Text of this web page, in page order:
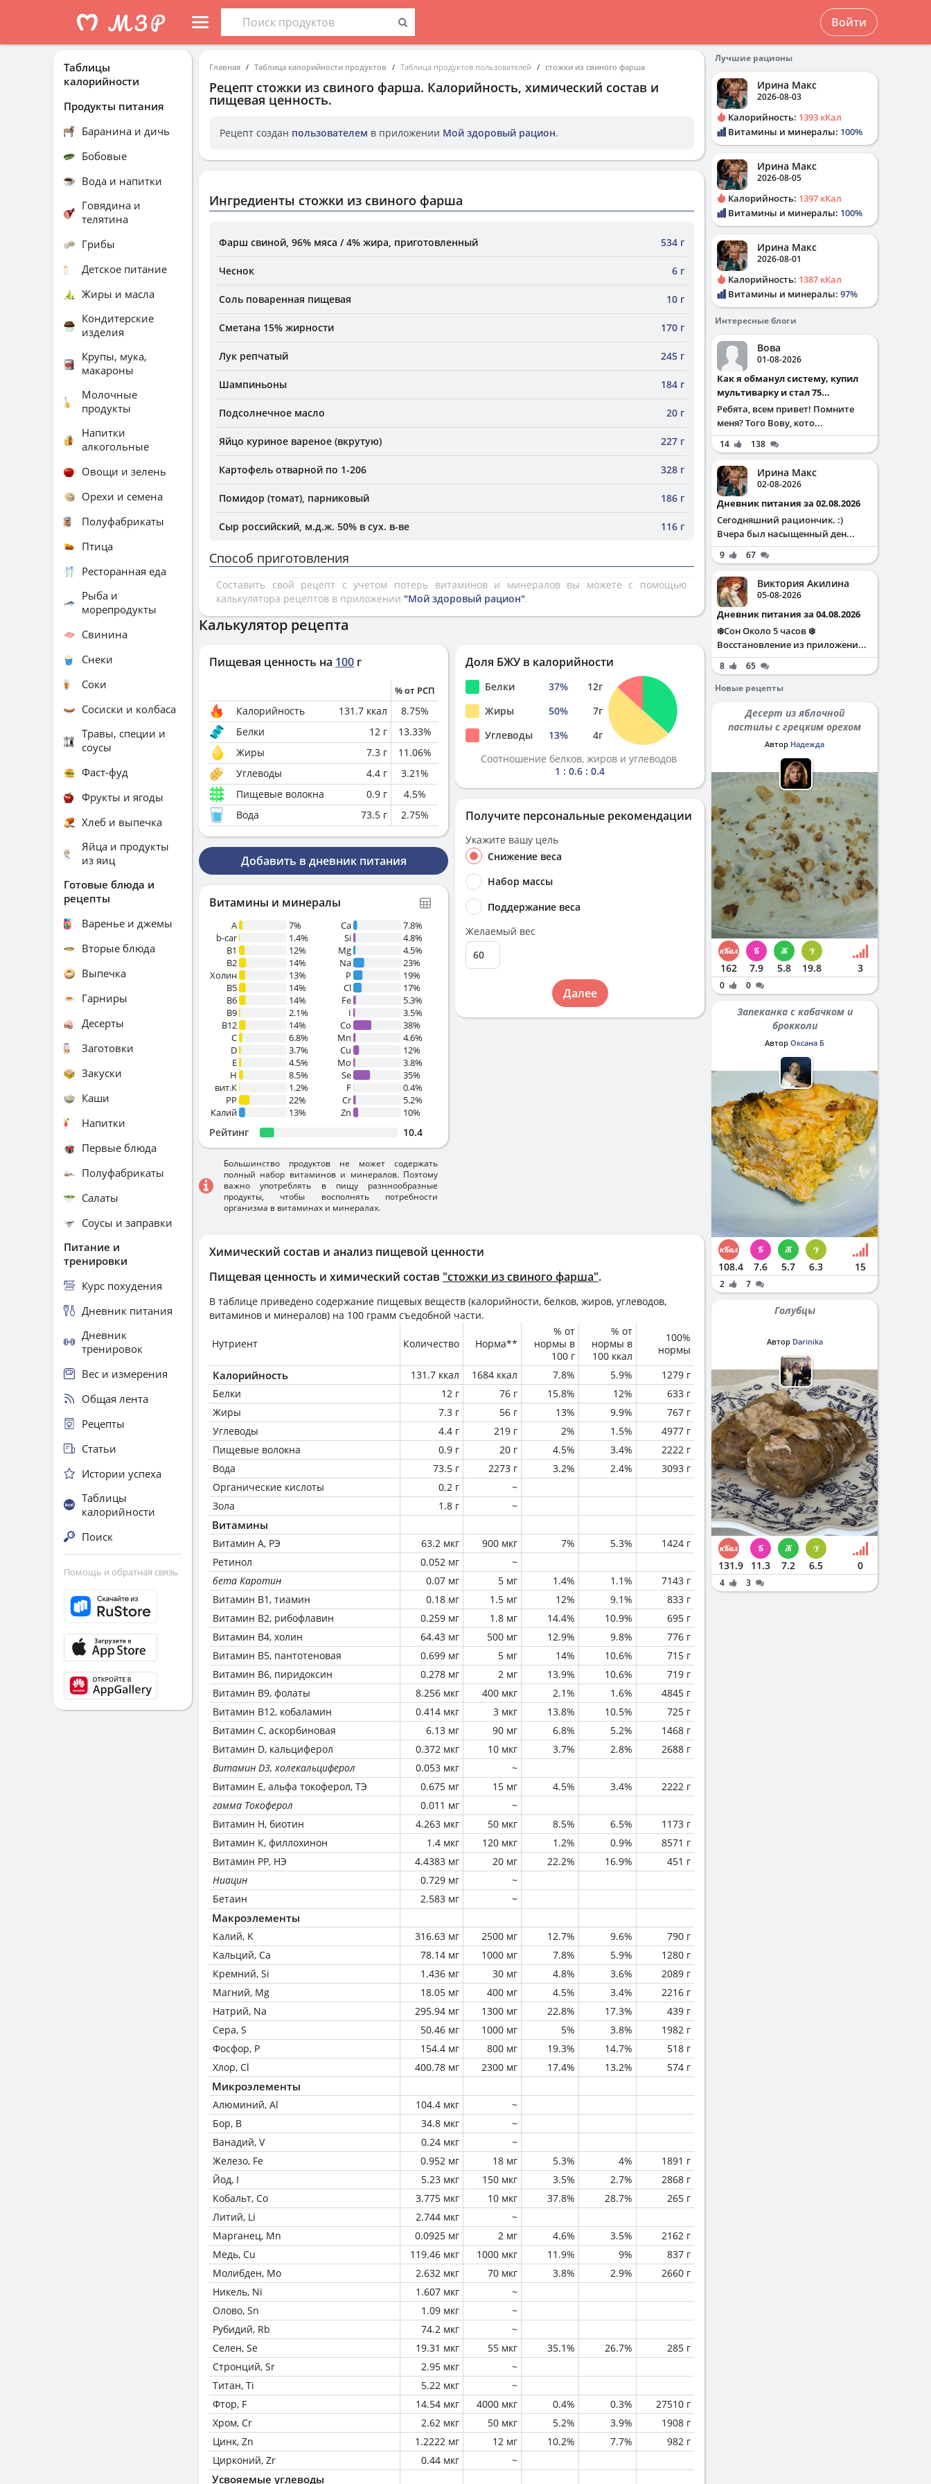
Войти
Главная Таблица калорийности продуктов Таблица продуктов пользователей стожки из свиного фарша
Рецепт стожки из свиного фарша. Калорийность, химический состав и
пищевая ценность.
Рецепт создан пользователем в приложении Мой здоровый рацион.
Ингредиенты стожки из свиного фарша
Фарш свиной, 96% мяса / 4% жира, приготовленный 534 г
Чеснок 6 г
Соль поваренная пищевая 10 г
Сметана 15% жирности 170 г
Лук репчатый 245 г
Шампиньоны 184 г
Подсолнечное масло 20 г
Яйцо куриное вареное (вкрутую) 227 г
Картофель отварной по 1-206 328 г
Помидор (томат), парниковый 186 г
Сыр российский, м.д.ж. 50% в сух. в-ве 116 г
Способ приготовления
Составить свой рецепт с учетом потерь витаминов и минералов вы можете с помощью
калькулятора рецептов в приложении "Мой здоровый рацион".
Химический состав и анализ пищевой ценности
Пищевая ценность и химический состав "стожки из свиного фарша".
В таблице приведено содержание пищевых веществ (калорийности, белков, жиров, углеводов,
витаминов и минералов) на 100 грамм съедобной части.
Нутриент Количество Норма**
% от
нормы в
100 г
% от
нормы в
100 ккал
100%
нормы
Калорийность 131.7 ккал 1684 ккал 7.8% 5.9%
1279 г
Белки
12 г 76 г 15.8% 12%
633 г
Жиры
7.3 г 56 г 13% 9.9%
767 г
Углеводы
4.4 г 219 г 2% 1.5%
4977 г
Пищевые волокна
0.9 г 20 г 4.5% 3.4%
2222 г
Вода
73.5 г 2273 г 3.2% 2.4%
3093 г
Органические кислоты
0.2 г
~
Зола
1.8 г ~
Витамины
Витамин А, РЭ 63.2 мкг 900 мкг 7% 5.3%
1424 г
Ретинол
0.052 мг
~
бета Каротин
0.07 мг 5 мг 1.4% 1.1%
7143 г
Витамин В1, тиамин
0.18 мг 1.5 мг 12% 9.1%
833 г
Витамин В2, рибофлавин
0.259 мг 1.8 мг 14.4% 10.9%
695 г
Витамин В4, холин
64.43 мг 500 мг 12.9% 9.8%
776 г
Витамин В5, пантотеновая
0.699 мг 5 мг 14% 10.6%
715 г
Витамин В6, пиридоксин
0.278 мг 2 мг 13.9% 10.6%
719 г
Витамин В9, фолаты
8.256 мкг 400 мкг 2.1% 1.6%
4845 г
Витамин В12, кобаламин
0.414 мкг 3 мкг 13.8% 10.5%
725 г
Витамин C, аскорбиновая
6.13 мг 90 мг 6.8% 5.2%
1468 г
Витамин D, кальциферол
0.372 мкг 10 мкг 3.7% 2.8%
2688 г
Витамин D3, холекальциферол
0.053 мкг
~
Витамин Е, альфа токоферол, ТЭ
0.675 мг 15 мг 4.5% 3.4%
2222 г
гамма Токоферол
0.011 мг
~
Витамин Н, биотин
4.263 мкг 50 мкг 8.5% 6.5%
1173 г
Витамин К, филлохинон
1.4 мкг 120 мкг 1.2% 0.9%
8571 г
Витамин РР, НЭ
4.4383 мг 20 мг 22.2% 16.9%
451 г
Ниацин
0.729 мг
~
Бетаин
2.583 мг ~
Макроэлементы
Калий, K 316.63 мг 2500 мг 12.7% 9.6%
790 г
Кальций, Ca
78.14 мг 1000 мг 7.8% 5.9%
1280 г
Кремний, Si
1.436 мг 30 мг 4.8% 3.6%
2089 г
Магний, Mg
18.05 мг 400 мг 4.5% 3.4%
2216 г
Натрий, Na
295.94 мг 1300 мг 22.8% 17.3%
439 г
Сера, S
50.46 мг 1000 мг 5% 3.8%
1982 г
Фосфор, P
154.4 мг 800 мг 19.3% 14.7%
518 г
Хлор, Cl
400.78 мг 2300 мг 17.4% 13.2% 574 г
Микроэлементы
Алюминий, Al 104.4 мкг
~
Бор, B
34.8 мкг
~
Ванадий, V
0.24 мкг
~
Железо, Fe
0.952 мг 18 мг 5.3% 4%
1891 г
Йод, I
5.23 мкг 150 мкг 3.5% 2.7%
2868 г
Кобальт, Co
3.775 мкг 10 мкг 37.8% 28.7%
265 г
Литий, Li
2.744 мкг
~
Марганец, Mn
0.0925 мг 2 мг 4.6% 3.5%
2162 г
Медь, Cu
119.46 мкг 1000 мкг 11.9% 9%
837 г
Молибден, Mo
2.632 мкг 70 мкг 3.8% 2.9%
2660 г
Никель, Ni
1.607 мкг
~
Олово, Sn
1.09 мкг
~
Рубидий, Rb
74.2 мкг
~
Селен, Se
19.31 мкг 55 мкг 35.1% 26.7%
285 г
Стронций, Sr
2.95 мкг
~
Титан, Ti
5.22 мкг
~
Фтор, F
14.54 мкг 4000 мкг 0.4% 0.3%
27510 г
Хром, Cr
2.62 мкг 50 мкг 5.2% 3.9%
1908 г
Цинк, Zn
1.2222 мг 12 мг 10.2% 7.7%
982 г
Цирконий, Zr
0.44 мкг ~
Усвояемые углеводы
Калькулятор рецепта
Пищевая ценность на 100 г
% от РСП
Калорийность 131.7 ккал 8.75%
Белки
12 г 13.33%
Жиры
7.3 г 11.06%
Углеводы
4.4 г 3.21%
Пищевые волокна
0.9 г 4.5%
Вода
73.5 г 2.75%
Добавить в дневник питания
Витамины и минералы
A
7%
b-car
1.4%
В1
12%
B2
14%
Холин
13%
B5
14%
B6
14%
B9
2.1%
B12
14%
C
6.8%
D
3.7%
E
4.5%
H
8.5%
вит.К
1.2%
PP
22%
Калий
13%
Ca
7.8%
Si
4.8%
Mg
4.5%
Na
23%
P
19%
Cl
17%
Fe
5.3%
I
3.5%
Co
38%
Mn
4.6%
Cu
12%
Mo
3.8%
Se
35%
F
0.4%
Cr
5.2%
Zn
10%
Рейтинг 10.4
Большинство продуктов не может содержать
полный набор витаминов и минералов. Поэтому
важно употреблять в пищу разннообразные
продукты, чтобы восполнять потребности
организма в витаминах и минералах.
Доля БЖУ в калорийности
Белки 37% 12г
Жиры
50% 7г
Углеводы
13% 4г
Соотношение белков, жиров и углеводов
1 : 0.6 : 0.4
Получите персональные рекомендации
Укажите вашу цель
Снижение веса
Набор массы
Поддержание веса
Желаемый вес
Далее
Таблицы
калорийности
Продукты питания
Баранина и дичь
Бобовые
Вода и напитки
Говядина и
телятина
Грибы
Детское питание
Жиры и масла
Кондитерские
изделия
Крупы, мука,
макароны
Молочные
продукты
Напитки
алкогольные
Овощи и зелень
Орехи и семена
Полуфабрикаты
Птица
Ресторанная еда
Рыба и
морепродукты
Свинина
Снеки
Соки
Сосиски и колбаса
Травы, специи и
соусы
Фаст-фуд
Фрукты и ягоды
Хлеб и выпечка
Яйца и продукты
из яиц
Готовые блюда и
рецепты
Варенье и джемы
Вторые блюда
Выпечка
Гарниры
Десерты
Заготовки
Закуски
Каши
Напитки
Первые блюда
Полуфабрикаты
Салаты
Соусы и заправки
Питание и
тренировки
Курс похудения
Дневник питания
Дневник
тренировок
Вес и измерения
Общая лента
Рецепты
Статьи
Истории успеха
Таблицы
калорийности
Поиск
Помощь и обратная связь
Лучшие рационы
Ирина Макс
2026-08-03
Калорийность: 1393 кКал
Витамины и минералы: 100%
Ирина Макс
2026-08-05
Калорийность: 1397 кКал
Витамины и минералы: 100%
Ирина Макс
2026-08-01
Калорийность: 1387 кКал
Витамины и минералы: 97%
Интересные блоги
Вова
01-08-2026
Как я обманул систему, купил
мультиварку и стал 75...
Ребята, всем привет! Помните
меня? Того Вову, кото...
14 138
Ирина Макс
02-08-2026
Дневник питания за 02.08.2026
Сегодняшний рациончик. :)
Вчера был насыщенный ден...
9 67
Виктория Акилина
05-08-2026
Дневник питания за 04.08.2026
❄️Сон Около 5 часов ❄️
Восстановление из приложени...
8
65
Новые рецепты
Десерт из яблочной
пастилы с грецким орехом
Автор Надежда
162 7.9 5.8 19.8 3
0 0
Запеканка с кабачком и
брокколи
Автор Оксана Б
108.4 7.6 5.7 6.3 15
2 7
Голубцы
Автор Darinika
131.9 11.3 7.2 6.5 0
4 3